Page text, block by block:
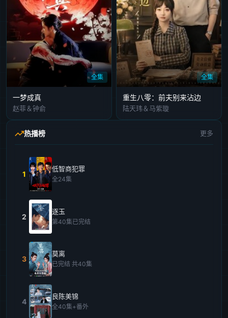
全集
一梦成真
赵菲＆钟俞
全集
重生八零：前夫别来沾边
陆天玮＆马紫璇
热播榜 更多
1
低智商犯罪
全24集
2
逐玉
第40集已完结
3
莫离
已完结 共40集
4
良陈美锦
全40集+番外